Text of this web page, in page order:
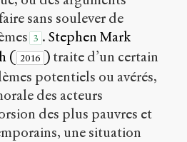
sans soulever de
3 . Stephen Mark
( 2016 ) traite d’un certain
potentiels ou avérés,
des acteurs
des plus pauvres et
une situation